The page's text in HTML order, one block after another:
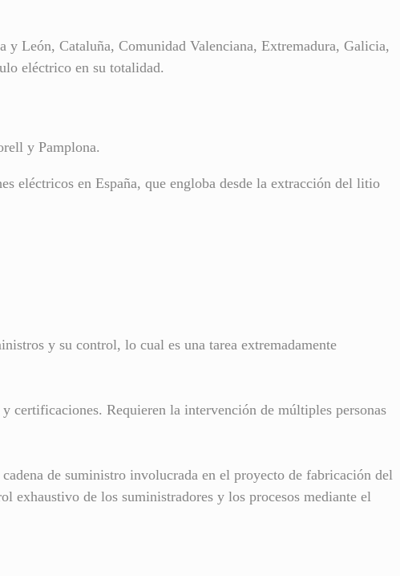
y León, Cataluña, Comunidad Valenciana, Extremadura, Galicia,
eléctrico en su totalidad.
y Pamplona.
eléctricos en España, que engloba desde la extracción del litio
y su control, lo cual es una tarea extremadamente
certificaciones. Requieren la intervención de múltiples personas
de suministro involucrada en el proyecto de fabricación del
exhaustivo de los suministradores y los procesos mediante el